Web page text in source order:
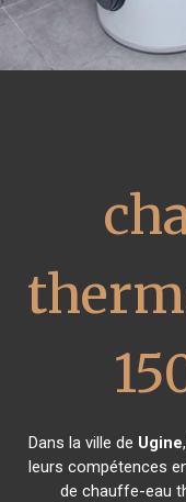
Dans la ville de Ugine
leurs compétences
de chauffe-eau